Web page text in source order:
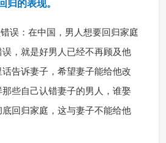
的表现。
：在中国，男人想要回归家庭
，就是好男人已经不再顾及他
告诉妻子，希望妻子能给他改
些自己认错妻子的男人，谁娶
回归家庭，这与妻子不能给他